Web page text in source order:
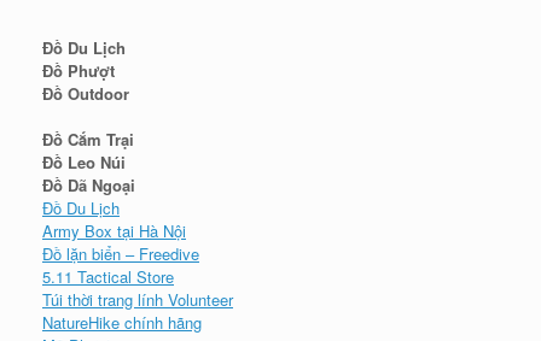
Đồ Du Lịch
Đồ Phượt
Đồ Outdoor
Đồ Cắm Trại
Đồ Leo Núi
Đồ Dã Ngoại
Đồ Du Lịch
Army Box tại Hà Nội
Đồ lặn biển – Freedive
5.11 Tactical Store
Túi thời trang lính Volunteer
NatureHike chính hãng